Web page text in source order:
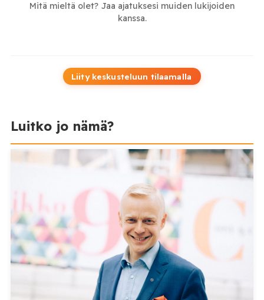
Mitä mieltä olet? Jaa ajatuksesi muiden lukijoiden
kanssa.
Liity keskusteluun tilaamalla
Luitko jo nämä?